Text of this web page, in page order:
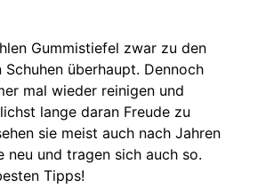
Gummistiefel zwar zu den
überhaupt. Dennoch
mal wieder reinigen und
lange daran Freude zu
sie meist auch nach Jahren
neu und tragen sich auch so.
Tipps!